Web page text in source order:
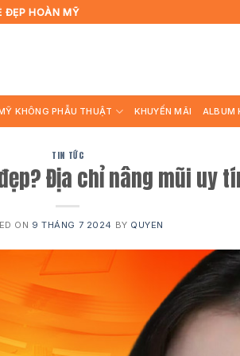
ĐẸP HOÀN MỸ
KHÔNG PHẪU THUẬT KHUYẾN MÃI ALBUM
TIN TỨC
Địa chỉ nâng mũi uy
ON 9 THÁNG 7 2024 BY QUYEN